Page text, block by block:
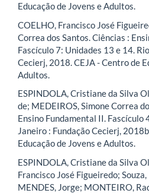
Educação de Jovens e Adultos.
COELHO, Francisco José
Correa dos Santos. Ciências :
Fascículo 7: Unidades 13 e 14.
Cecierj, 2018. CEJA - Centro de
Adultos.
ESPINDOLA, Cristiane da Silva
de; MEDEIROS, Simone Correa
Ensino Fundamental II. Fascículo
Janeiro : Fundação Cecierj,
Educação de Jovens e Adultos.
ESPINDOLA, Cristiane da Silva
Francisco José Figueiredo;
MENDES, Jorge; MONTEIRO,